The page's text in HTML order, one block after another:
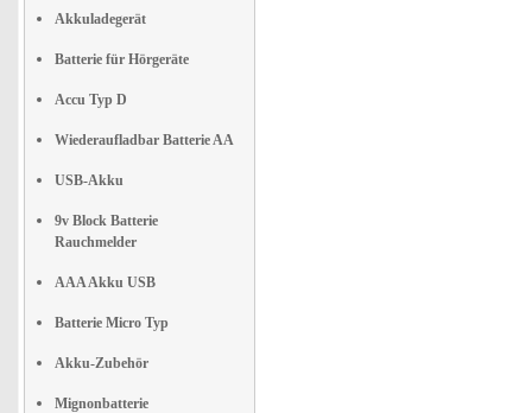
Akkuladegerät
Batterie für Hörgeräte
Accu Typ D
Wiederaufladbar Batterie AA
USB-Akku
9v Block Batterie
Rauchmelder
AAA Akku USB
Batterie Micro Typ
Akku-Zubehör
Mignonbatterie